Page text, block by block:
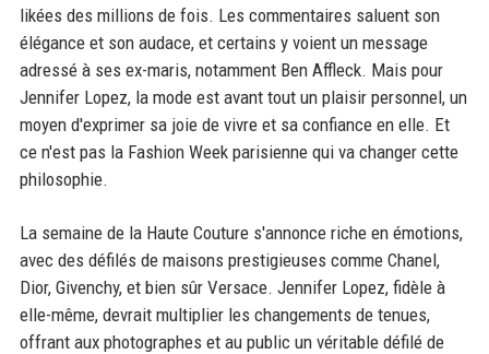
likées des millions de fois. Les commentaires saluent son
élégance et son audace, et certains y voient un message
adressé à ses ex-maris, notamment Ben Affleck. Mais pour
Jennifer Lopez, la mode est avant tout un plaisir personnel, un
moyen d'exprimer sa joie de vivre et sa confiance en elle. Et
ce n'est pas la Fashion Week parisienne qui va changer cette
philosophie.
La semaine de la Haute Couture s'annonce riche en émotions,
avec des défilés de maisons prestigieuses comme Chanel,
Dior, Givenchy, et bien sûr Versace. Jennifer Lopez, fidèle à
elle-même, devrait multiplier les changements de tenues,
offrant aux photographes et au public un véritable défilé de